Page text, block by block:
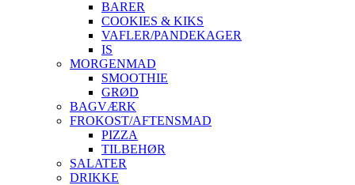
BARER
COOKIES & KIKS
VAFLER/PANDEKAGER
IS
MORGENMAD
SMOOTHIE
GRØD
BAGVÆRK
FROKOST/AFTENSMAD
PIZZA
TILBEHØR
SALATER
DRIKKE